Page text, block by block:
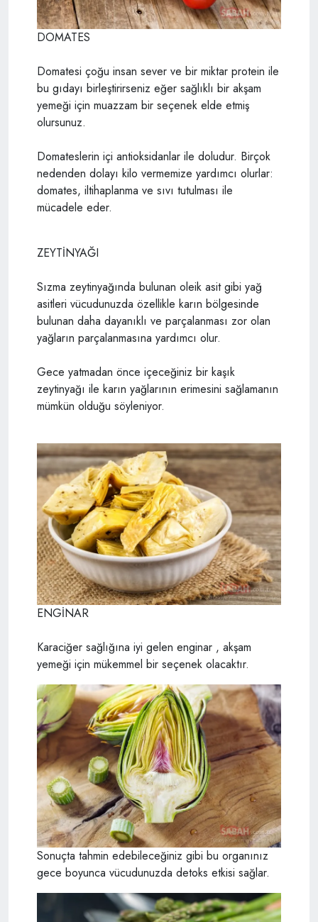
DOMATES
Domatesi çoğu insan sever ve bir miktar protein ile
bu gıdayı birleştirirseniz eğer sağlıklı bir akşam
yemeği için muazzam bir seçenek elde etmiş
olursunuz.
Domateslerin içi antioksidanlar ile doludur. Birçok
nedenden dolayı kilo vermemize yardımcı olurlar:
domates, iltihaplanma ve sıvı tutulması ile
mücadele eder.
ZEYTİNYAĞI
Sızma zeytinyağında bulunan oleik asit gibi yağ
asitleri vücudunuzda özellikle karın bölgesinde
bulunan daha dayanıklı ve parçalanması zor olan
yağların parçalanmasına yardımcı olur.
Gece yatmadan önce içeceğiniz bir kaşık
zeytinyağı ile karın yağlarının erimesini sağlamanın
mümkün olduğu söyleniyor.
ENGİNAR
Karaciğer sağlığına iyi gelen enginar , akşam
yemeği için mükemmel bir seçenek olacaktır.
Sonuçta tahmin edebileceğiniz gibi bu organınız
gece boyunca vücudunuzda detoks etkisi sağlar.